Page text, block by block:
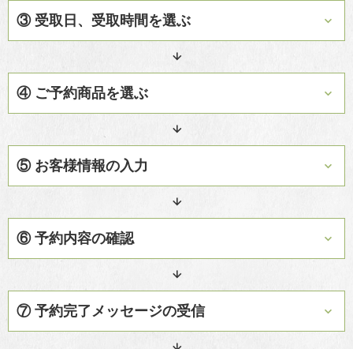
い。
③ 受取日、受取時間を選ぶ
④ ご予約商品を選ぶ
※1つの商品につき最大49個までお選びいただけます。
⑤ お客様情報の入力
ログイン済みの場合はお名前、フリガナ、電話番号は入力済みの状
態となっております。
⑥ 予約内容の確認
⑦ 予約完了メッセージの受信